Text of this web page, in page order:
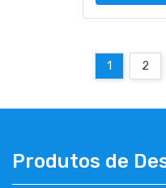
1 2
Produtos de